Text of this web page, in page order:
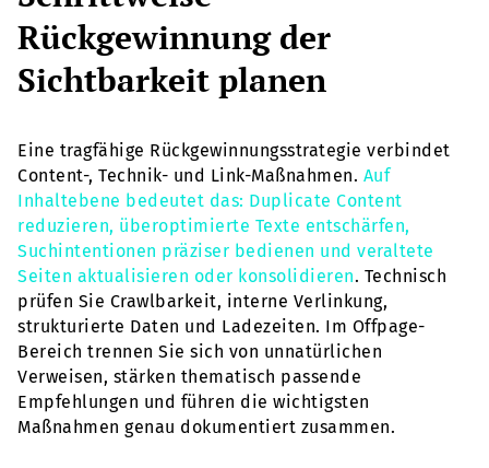
Rückgewinnung der
Sichtbarkeit planen
Eine tragfähige Rückgewinnungsstrategie verbindet
Content-, Technik- und Link-Maßnahmen. Auf
Inhaltebene bedeutet das: Duplicate Content
reduzieren, überoptimierte Texte entschärfen,
Suchintentionen präziser bedienen und veraltete
Seiten aktualisieren oder konsolidieren. Technisch
prüfen Sie Crawlbarkeit, interne Verlinkung,
strukturierte Daten und Ladezeiten. Im Offpage-
Bereich trennen Sie sich von unnatürlichen
Verweisen, stärken thematisch passende
Empfehlungen und führen die wichtigsten
Maßnahmen genau dokumentiert zusammen.